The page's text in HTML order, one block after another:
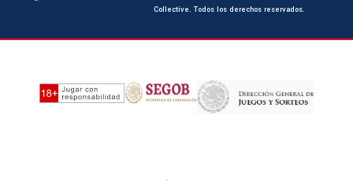
Collective. Todos los derechos reservados.